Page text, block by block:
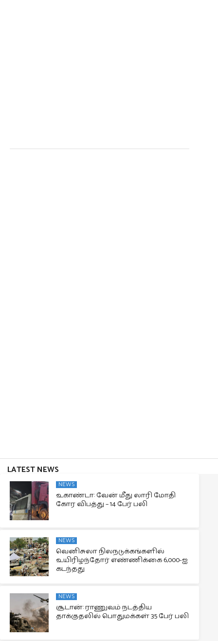
LATEST NEWS
NEWS
உகாண்டா: வேன் மீது லாரி மோதி
கோர விபத்து – 14 பேர் பலி
NEWS
வெனிசுலா நிலநடுக்கங்களில்
உயிரிழந்தோர் எண்ணிக்கை 6,000-ஐ
கடந்தது
NEWS
சூடான்: ராணுவம் நடத்திய
தாக்குதலில் பொதுமக்கள் 35 பேர் பலி